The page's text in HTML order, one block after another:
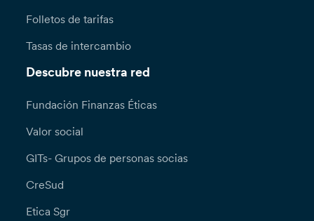
Folletos de tarifas
Tasas de intercambio
Descubre nuestra red
Fundación Finanzas Éticas
Valor social
GITs- Grupos de personas socias
CreSud
Etica Sgr